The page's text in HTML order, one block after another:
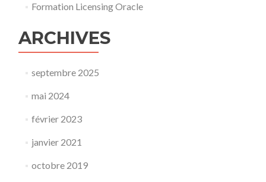
Formation Licensing Oracle
ARCHIVES
septembre 2025
mai 2024
février 2023
janvier 2021
octobre 2019